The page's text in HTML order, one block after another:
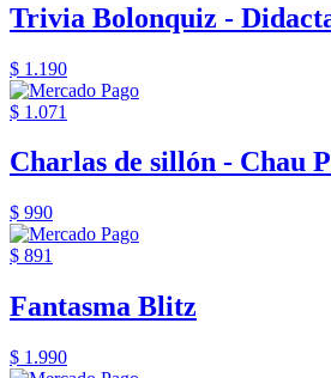
Trivia Bolonquiz -
$ 1.190
$ 1.071
Charlas de sillón - Chau
$ 990
$ 891
Fantasma Blitz
$ 1.990